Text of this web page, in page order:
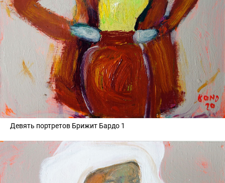
Девять портретов Брижит Бардо 1